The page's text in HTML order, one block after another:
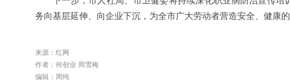
务向基层延伸、向企业下沉，为全市广大劳动者营造安全、健康的
来源：红网
作者：何创业 周雪梅
编辑：周纯